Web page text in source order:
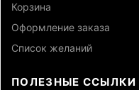
Корзина
Оформление заказа
Список желаний
ПОЛЕЗНЫЕ ССЫЛКИ